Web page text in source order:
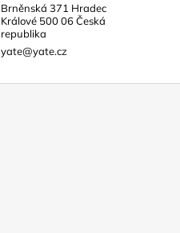
Brněnská 371 Hradec
Králové 500 06 Česká
republika
yate@yate.cz